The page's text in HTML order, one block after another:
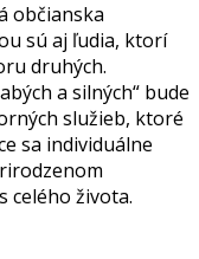
občianska
sú aj ľudia, ktorí
druhých.
a silných“ bude
služieb, ktoré
sa individuálne
celého života.